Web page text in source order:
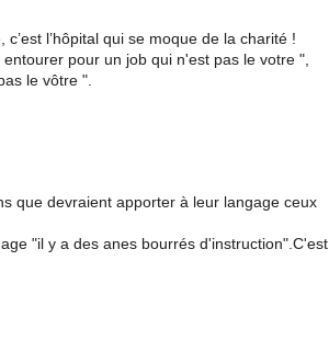
l’hôpital qui se moque de la charité !
pour un job qui n'est pas le votre ",
le vôtre ".
que devraient apporter à leur langage ceux
"il y a des anes bourrés d'instruction".C'est